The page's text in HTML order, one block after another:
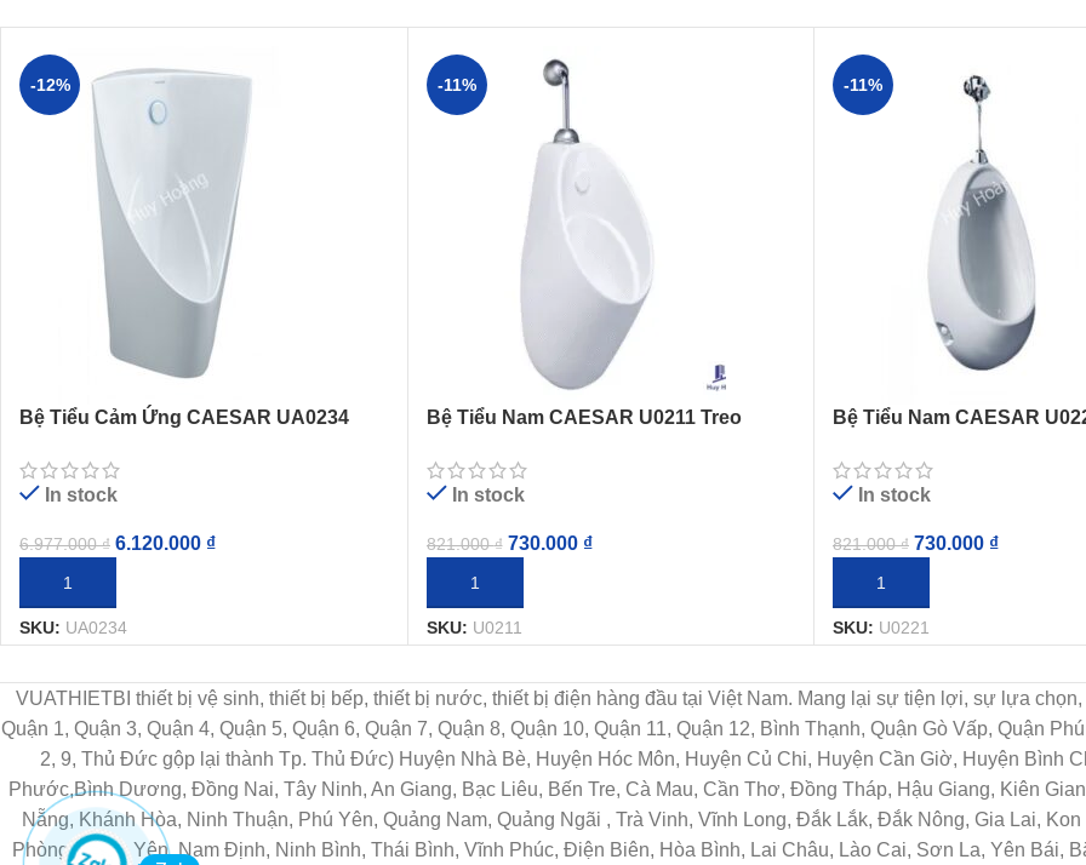
-12%
Bệ Tiểu Cảm Ứng CAESAR UA0234
In stock
6.977.000₫ 6.120.000 ₫
THÊM VÀO GIỎ HÀNG
SKU: UA0234
-11%
Bệ Tiểu Nam CAESAR U0211 Treo
In stock
821.000₫ 730.000 ₫
THÊM VÀO GIỎ HÀNG
SKU: U0211
-11%
Bệ Tiểu Nam CAESAR
In stock
821.000₫ 730.000 ₫
THÊM VÀO GIỎ HÀNG
SKU: U0221
VUATHIETBI thiết bị vệ sinh, thiết bị bếp, thiết bị nước, thiết bị điện hàng đầu tại Việt Nam. Mang lại sự tiện lợi, sự lựa
Quận 1, Quận 3, Quận 4, Quận 5, Quận 6, Quận 7, Quận 8, Quận 10, Quận 11, Quận 12, Bình Thạnh, Quận Gò Vấp, Quận
2, 9, Thủ Đức gộp lại thành Tp. Thủ Đức) Huyện Nhà Bè, Huyện Hóc Môn, Huyện Củ Chi, Huyện Cần Giờ, Huyện Bình
Phước,Bình Dương, Đồng Nai, Tây Ninh, An Giang, Bạc Liêu, Bến Tre, Cà Mau, Cần Thơ, Đồng Tháp, Hậu Giang, Kiên
Nẵng, Khánh Hòa, Ninh Thuận, Phú Yên, Quảng Nam, Quảng Ngãi , Trà Vinh, Vĩnh Long, Đắk Lắk, Đắk Nông, Gia Lai,
Phòng, Hưng Yên, Nam Định, Ninh Bình, Thái Bình, Vĩnh Phúc, Điện Biên, Hòa Bình, Lai Châu, Lào Cai, Sơn La, Yên Bái,